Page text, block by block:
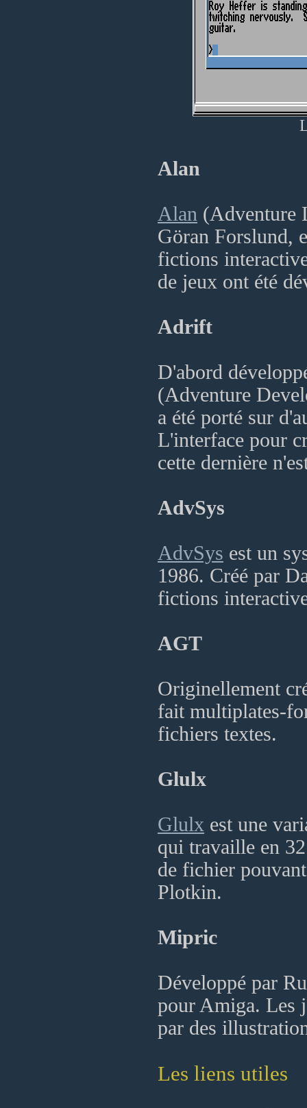
Alan
Alan (Adventure
Göran Forslund,
fictions
de jeux ont été
Adrift
D'abord
(Adventure
a été porté sur
L'interface pour
cette dernière
AdvSys
AdvSys est un
1986. Créé par
fictions
AGT
Originellement
fait multiplates-
fichiers textes.
Glulx
Glulx est une
qui travaille en
de fichier
Plotkin.
Mipric
Développé par
pour Amiga. Les
par des
Les liens utiles